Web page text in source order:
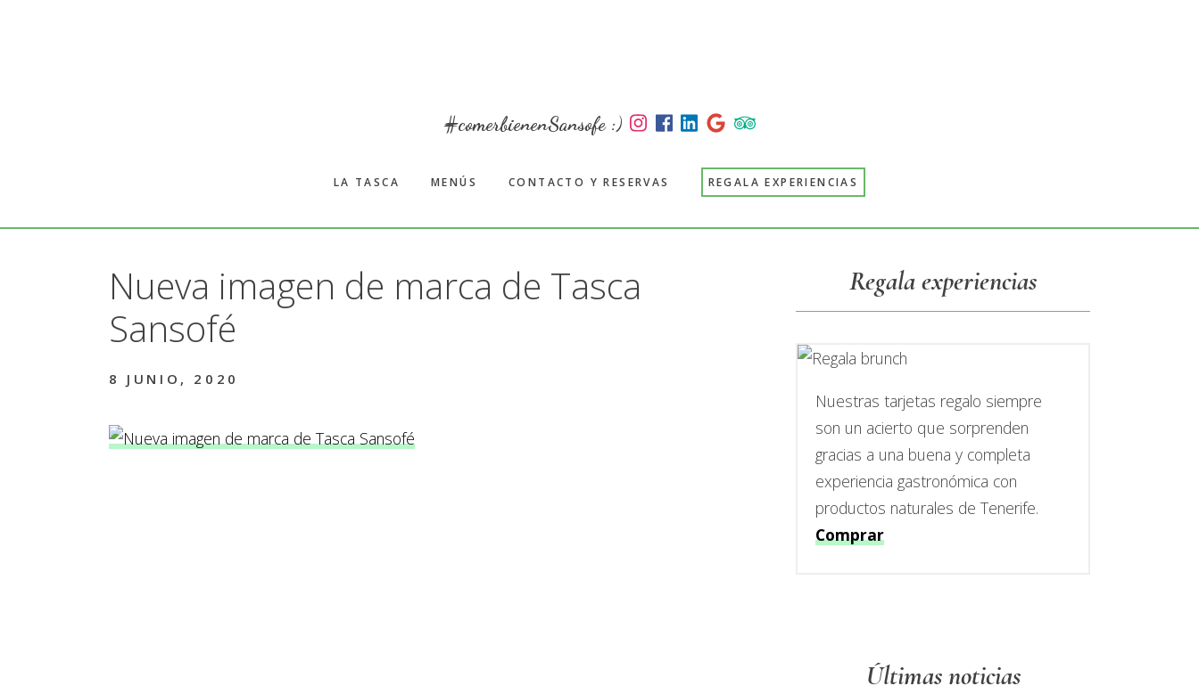
#comerbienenSansofe :)
LA TASCA MENÚS CONTACTO Y RESERVAS REGALA EXPERIENCIAS
Nueva imagen de marca de Tasca
Sansofé
8 JUNIO, 2020
Primary
Sidebar
Regala experiencias
Nuestras tarjetas regalo siempre
son un acierto que sorprenden
gracias a una buena y completa
experiencia gastronómica con
productos naturales de Tenerife.
Comprar
Últimas noticias